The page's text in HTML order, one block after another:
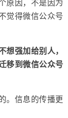
原因，不是因为
觉得微信公众号
强加给别人，
移到微信公众号
。信息的传播更